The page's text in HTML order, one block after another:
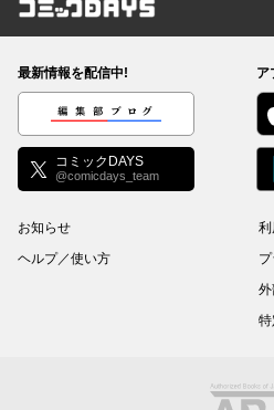
コミックDAYS
最新情報を配信中!
編集部ブログ
コミックDAYS
@comicdays_team
ア
お知らせ
ヘルプ／使い方
外